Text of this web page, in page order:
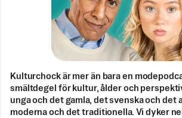
Kulturchock är mer än bara en
smältdegel för kultur, ålder och
unga och det gamla, det svenska och det
moderna och det traditionella. Vi dyker